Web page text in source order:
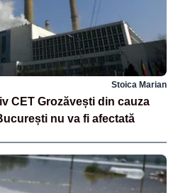
Stoica Marian
CET Grozăvești din cauza
nu va fi afectată